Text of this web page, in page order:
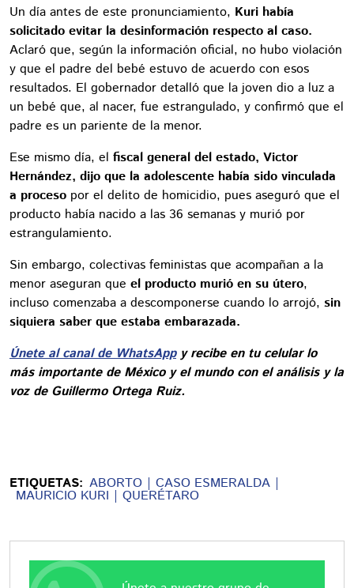
Un día antes de este pronunciamiento, Kuri había
solicitado evitar la desinformación respecto al caso.
Aclaró que, según la información oficial, no hubo violación
y que el padre del bebé estuvo de acuerdo con esos
resultados. El gobernador detalló que la joven dio a luz a
un bebé que, al nacer, fue estrangulado, y confirmó que el
padre es un pariente de la menor.
Ese mismo día, el fiscal general del estado, Victor
Hernández, dijo que la adolescente había sido vinculada
a proceso por el delito de homicidio, pues aseguró que el
producto había nacido a las 36 semanas y murió por
estrangulamiento.
Sin embargo, colectivas feministas que acompañan a la
menor aseguran que el producto murió en su útero,
incluso comenzaba a descomponerse cuando lo arrojó, sin
siquiera saber que estaba embarazada.
Únete al canal de WhatsAppy recibe en tu celular lo
más importante de México y el mundo con el análisis y la
voz de Guillermo Ortega Ruiz.
ETIQUETAS: ABORTO CASO ESMERALDA
MAURICIO KURI QUERÉTARO